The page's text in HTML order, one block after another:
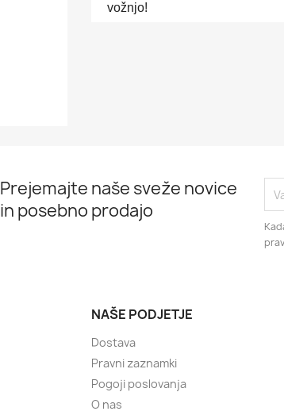
vožnjo!
Prejemajte naše sveže novice
in posebno prodajo
NAŠE PODJETJE
Dostava
Pravni zaznamki
Pogoji poslovanja
O nas